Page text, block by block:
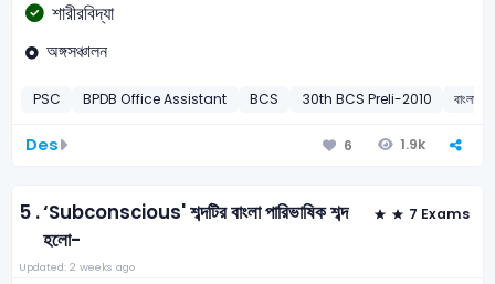
শারীরবিদ্যা
অঙ্গসঞ্চালন
PSC BPDB Office Assistant BCS 30th BCS Preli-2010 বাংলা
Des 6 1.9k
5 .‘Subconscious' শব্দটির বাংলা পারিভাষিক শব্দ
হলো-
7 Exams
Updated: 2 weeks ago